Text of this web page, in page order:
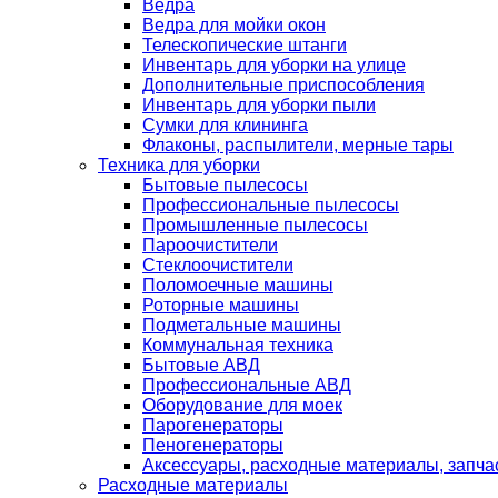
Ведра
Ведра для мойки окон
Телескопические штанги
Инвентарь для уборки на улице
Дополнительные приспособления
Инвентарь для уборки пыли
Сумки для клининга
Флаконы, распылители, мерные тары
Техника для уборки
Бытовые пылесосы
Профессиональные пылесосы
Промышленные пылесосы
Пароочистители
Стеклоочистители
Поломоечные машины
Роторные машины
Подметальные машины
Коммунальная техника
Бытовые АВД
Профессиональные АВД
Оборудование для моек
Парогенераторы
Пеногенераторы
Аксессуары, расходные материалы,
Расходные материалы